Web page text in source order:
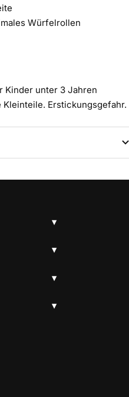
Würfelrollen
Kinder unter 3 Jahren
Erstickungsgefahr.